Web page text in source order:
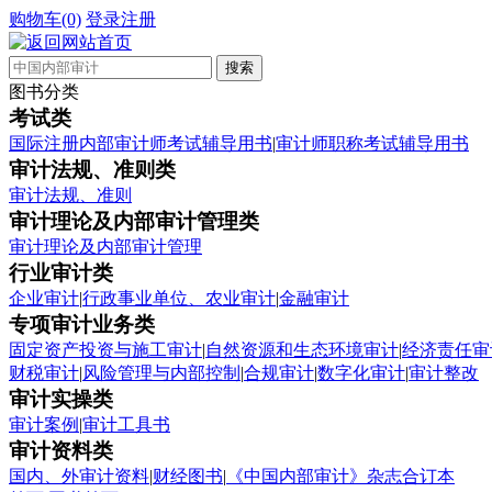
购物车(0) 登录注册
图书分类
考试类
国际注册内部审计师考试辅导用书|审计师职称考试辅导用书
审计法规、准则类
审计法规、准则
审计理论及内部审计管理类
审计理论及内部审计管理
行业审计类
企业审计|行政事业单位、农业审计|金融审计
专项审计业务类
固定资产投资与施工审计|自然资源和生态环境审计|经济责任
财税审计|风险管理与内部控制 |合规审计|数字化审计|审计整改
审计实操类
审计案例 |审计工具书
审计资料类
国内、外审计资料|财经图书| 《中国内部审计》杂志合订本